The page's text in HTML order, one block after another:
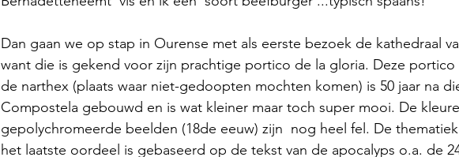
Dan gaan we op stap in Ourense met als eerste bezoek de kathedraal
want die is gekend voor zijn prachtige portico de la gloria. Deze portico
de narthex (plaats waar niet-gedoopten mochten komen) is 50 jaar na
Compostela gebouwd en is wat kleiner maar toch super mooi. De
gepolychromeerde beelden (18de eeuw) zijn  nog heel fel. De
het laatste oordeel is gebaseerd op de tekst van de apocalyps o.a. de